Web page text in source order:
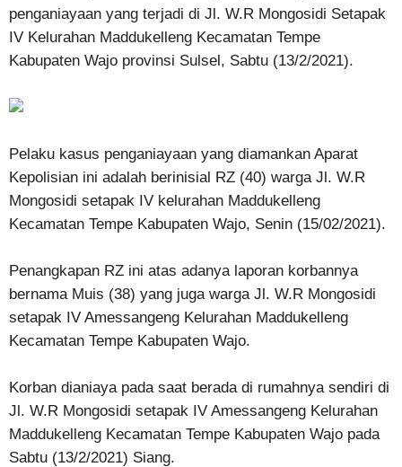
penganiayaan yang terjadi di Jl. W.R Mongosidi Setapak
IV Kelurahan Maddukelleng Kecamatan Tempe
Kabupaten Wajo provinsi Sulsel, Sabtu (13/2/2021).
Pelaku kasus penganiayaan yang diamankan Aparat
Kepolisian ini adalah berinisial RZ (40) warga Jl. W.R
Mongosidi setapak IV kelurahan Maddukelleng
Kecamatan Tempe Kabupaten Wajo, Senin (15/02/2021).
Penangkapan RZ ini atas adanya laporan korbannya
bernama Muis (38) yang juga warga Jl. W.R Mongosidi
setapak IV Amessangeng Kelurahan Maddukelleng
Kecamatan Tempe Kabupaten Wajo.
Korban dianiaya pada saat berada di rumahnya sendiri di
Jl. W.R Mongosidi setapak IV Amessangeng Kelurahan
Maddukelleng Kecamatan Tempe Kabupaten Wajo pada
Sabtu (13/2/2021) Siang.